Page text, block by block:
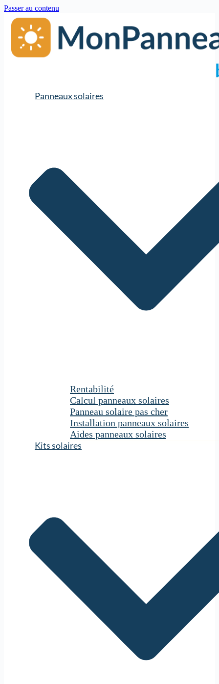
Passer au contenu
Panneaux solaires
Rentabilité
Calcul panneaux solaires
Panneau solaire pas cher
Installation panneaux solaires
Aides panneaux solaires
Kits solaires